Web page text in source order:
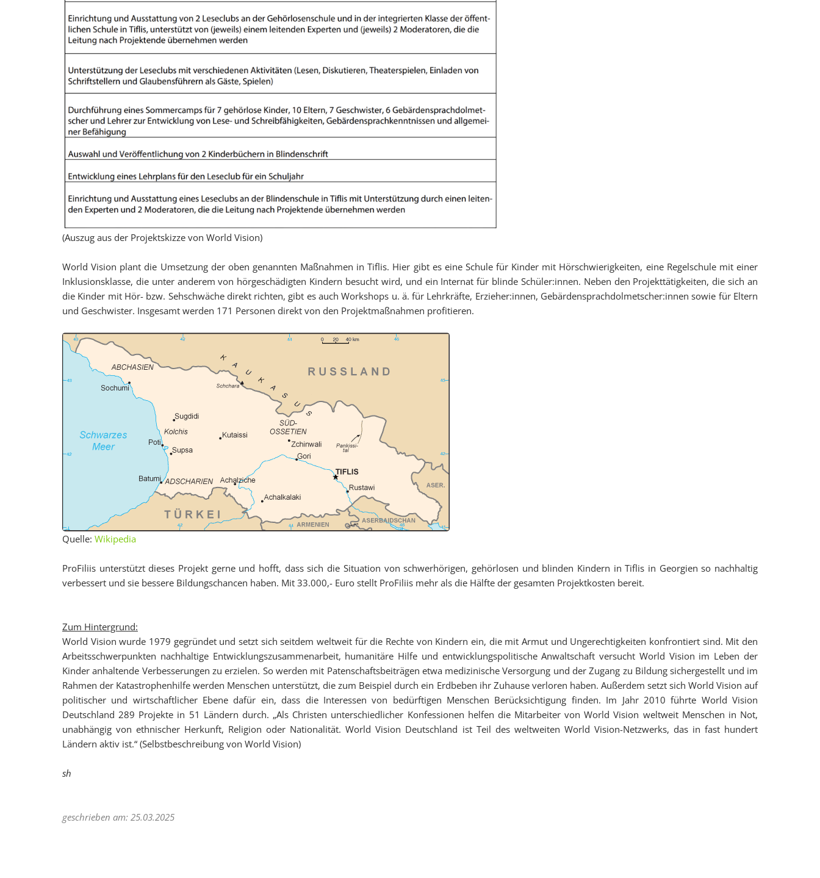
(Auszug aus der Projektskizze von World Vision)
World Vision plant die Umsetzung der oben genannten Maßnahmen in Tiflis. Hier gibt es eine Schule für Kinder mit Hörschwierigkeiten, eine Regelschule mit einer
Inklusionsklasse, die unter anderem von hörgeschädigten Kindern besucht wird, und ein Internat für blinde Schüler:innen. Neben den Projekttätigkeiten, die sich an
die Kinder mit Hör- bzw. Sehschwäche direkt richten, gibt es auch Workshops u. ä. für Lehrkräfte, Erzieher:innen, Gebärdensprachdolmetscher:innen sowie für Eltern
und Geschwister. Insgesamt werden 171 Personen direkt von den Projektmaßnahmen profitieren.
Quelle: Wikipedia
ProFiliis unterstützt dieses Projekt gerne und hofft, dass sich die Situation von schwerhörigen, gehörlosen und blinden Kindern in Tiflis in Georgien so nachhaltig
verbessert und sie bessere Bildungschancen haben. Mit 33.000,- Euro stellt ProFiliis mehr als die Hälfte der gesamten Projektkosten bereit.
Zum Hintergrund:
World Vision wurde 1979 gegründet und setzt sich seitdem weltweit für die Rechte von Kindern ein, die mit Armut und Ungerechtigkeiten konfrontiert sind. Mit den
Arbeitsschwerpunkten nachhaltige Entwicklungszusammenarbeit, humanitäre Hilfe und entwicklungspolitische Anwaltschaft versucht World Vision im Leben der
Kinder anhaltende Verbesserungen zu erzielen. So werden mit Patenschaftsbeiträgen etwa medizinische Versorgung und der Zugang zu Bildung sichergestellt und im
Rahmen der Katastrophenhilfe werden Menschen unterstützt, die zum Beispiel durch ein Erdbeben ihr Zuhause verloren haben. Außerdem setzt sich World Vision auf
politischer und wirtschaftlicher Ebene dafür ein, dass die Interessen von bedürftigen Menschen Berücksichtigung finden. Im Jahr 2010 führte World Vision
Deutschland 289 Projekte in 51 Ländern durch. „Als Christen unterschiedlicher Konfessionen helfen die Mitarbeiter von World Vision weltweit Menschen in Not,
unabhängig von ethnischer Herkunft, Religion oder Nationalität. World Vision Deutschland ist Teil des weltweiten World Vision-Netzwerks, das in fast hundert
Ländern aktiv ist.“ (Selbstbeschreibung von World Vision)
sh
geschrieben am: 25.03.2025